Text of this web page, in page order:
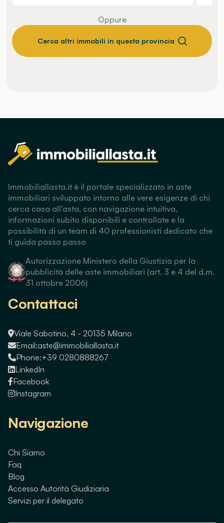
Oppure
Cerca altri immobili in questa provincia
Immobiliallasta.it è il portale specializzato in aste
immobiliari sviluppato intorno alle vere esigenze di chi
cerca casa all’asta, con navigazione intuitiva,
informazioni subito disponibili e controllate e la
possibilità di un team di 40 professionisti dedicato che
ti guida passo passo
Autorizzazione Ministero della Giustizia per la
pubblicità delle aste immobiliari (art. 3 e 4 del d.m.
31 ottobre 2006)
Contattaci
Viale Sabotino, 4 - 20135 Milano
Email:aste@immobiliallasta.it
Phone:+39 0280888267
LinkedIn
Facebook
Instagram
Navigazione
Chi Siamo
Faq
Blog
Accesso Autorità Giudiziaria
Servizi per il delegato